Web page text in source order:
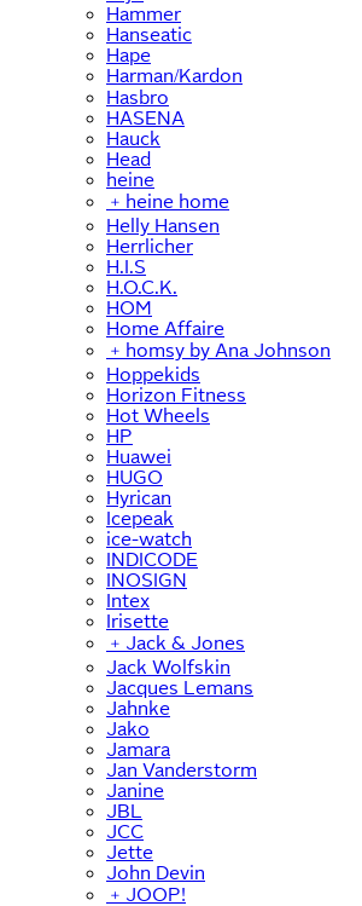
Hammer
Hanseatic
Hape
Harman/Kardon
Hasbro
HASENA
Hauck
Head
heine
﹢ heine home
Helly Hansen
Herrlicher
H.I.S
H.O.C.K.
HOM
Home Affaire
﹢ homsy by Ana Johnson
Hoppekids
Horizon Fitness
Hot Wheels
HP
Huawei
HUGO
Hyrican
Icepeak
ice-watch
INDICODE
INOSIGN
Intex
Irisette
﹢ Jack & Jones
Jack Wolfskin
Jacques Lemans
Jahnke
Jako
Jamara
Jan Vanderstorm
Janine
JBL
JCC
Jette
John Devin
﹢ JOOP!